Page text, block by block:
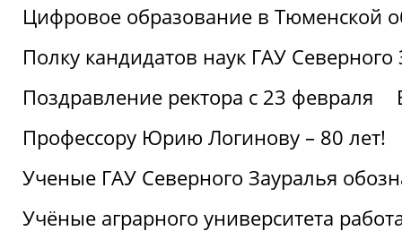
Цифровое образование в Тюменской
Полку кандидатов наук ГАУ
Поздравление ректора с 23 февраля
Профессору Юрию Логинову – 80 лет!
Ученые ГАУ Северного Зауралья
Учёные аграрного университета